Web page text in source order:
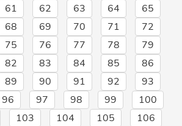
61 62 63 64
65
68 69 70 71
72
75 76 77 78
79
82 83 84 85
86
89 90 91 92
93
96 97 98 99
100
103 104 105
106